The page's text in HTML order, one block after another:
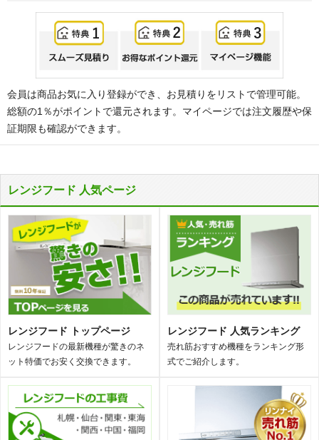
会員は商品お気に入り登録ができ、お見積りをリストで管理可能。
総額の1％がポイントで還元されます。マイページでは注文履歴や保
証期限も確認ができます。
レンジフード 人気ページ
レンジフード トップページ
レンジフードの最新機種が驚きのネ
ット特価でお安く交換できます。
レンジフード 人気ランキング
売れ筋おすすめ機種をランキング形
式でご紹介します。